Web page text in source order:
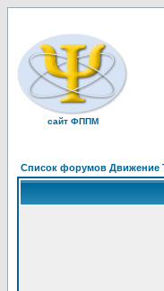
сайт ФППМ
Список форумов Движение